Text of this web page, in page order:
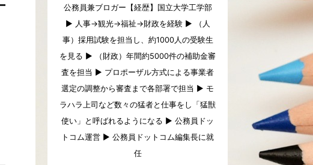
公務員兼ブロガー【経歴】国立大学工学部
▶︎ 人事→観光→福祉→財政を経験 ▶︎ （人
事）採用試験を担当し、約1000人の受験生
を見る ▶︎ （財政）年間約5000件の補助金審
査を担当 ▶︎ プロポーザル方式による事業者
選定の調整から審査まで各部署で担当 ▶︎ モ
ラハラ上司など数々の猛者と仕事をし「猛獣
使い」と呼ばれるようになる ▶︎ 公務員ドッ
トコム運営 ▶︎ 公務員ドットコム編集長に就
任